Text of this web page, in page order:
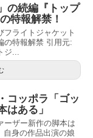
の続編『トップ
特報解禁！
フライトジャケット
の特報解禁 引用元:
...
コッポラ「ゴッ
はある」
ーザー新作の脚本は
身の作品出演の娘